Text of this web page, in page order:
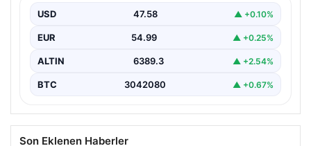
USD 47.58 ▲ +0.10%
EUR 54.99 ▲ +0.25%
ALTIN 6389.3 ▲ +2.54%
BTC 3042080 ▲ +0.67%
Son Eklenen Haberler